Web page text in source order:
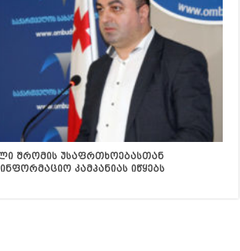
შრომის უსაფრთხოებასთან
კამპანიას იწყებს